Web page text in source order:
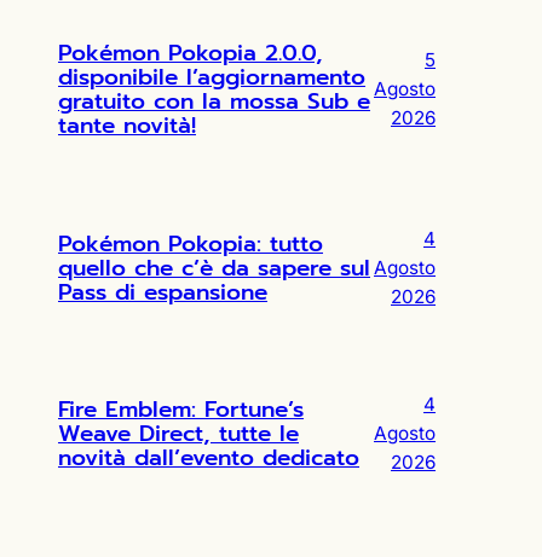
Pokémon Pokopia 2.0.0,
disponibile l’aggiornamento
gratuito con la mossa Sub e
tante novità!
5
Agosto
2026
Pokémon Pokopia: tutto
quello che c’è da sapere sul
Pass di espansione
4
Agosto
2026
Fire Emblem: Fortune’s
Weave Direct, tutte le
novità dall’evento dedicato
4
Agosto
2026